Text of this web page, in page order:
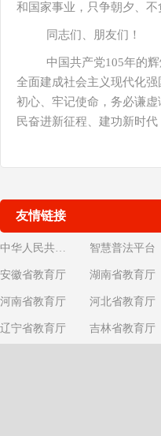
和国家事业，只争朝夕、
同志们、朋友们！
中国共产党105年的
全面建成社会主义现代化
初心、牢记使命，务必谦
民奋进新征程、建功新时
友情链接
中华人民共和国教育部 智慧普法平台
安徽省教育厅 湖南省教育厅
河南省教育厅 河北省教育厅
辽宁省教育厅 吉林省教育厅